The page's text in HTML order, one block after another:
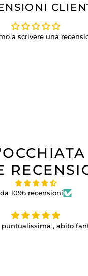
a scrivere una
da 1096 recensioni
, abito